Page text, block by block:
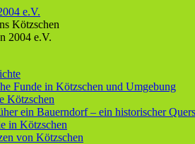
e.V.
Kötzschen
Funde in Kötzschen und Umgebung
Kötzschen
ein Bauerndorf – ein historischer
in Kötzschen
von Kötzschen